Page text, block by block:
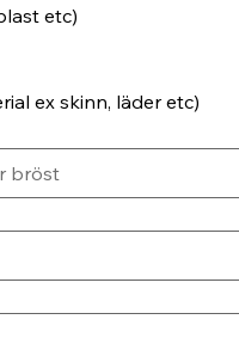
etc)
ex skinn, läder etc)